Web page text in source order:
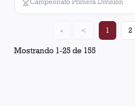
Mostrando 1-25de 155
« < 1 2